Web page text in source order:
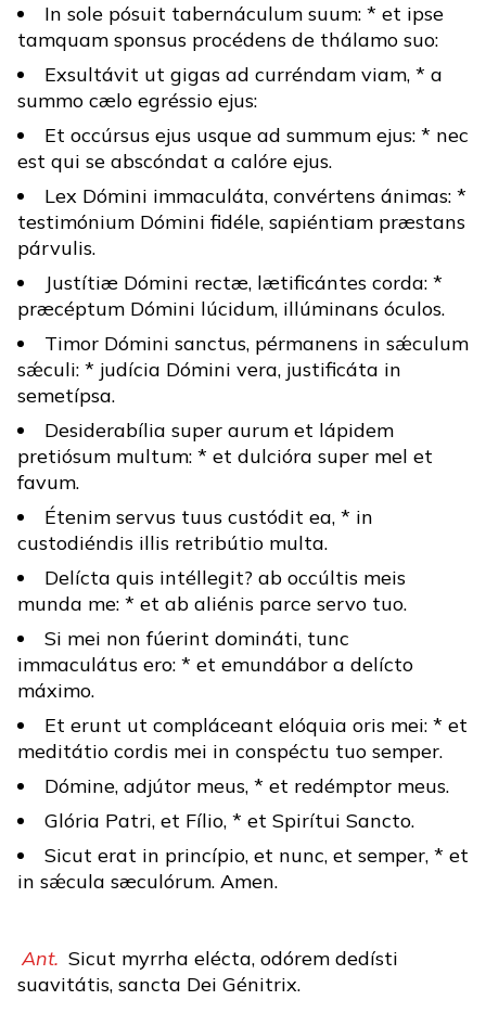
In sole pósuit tabernáculum suum: * et ipse
tamquam sponsus procédens de thálamo suo:
Exsultávit ut gigas ad curréndam viam, * a
summo cælo egréssio ejus:
Et occúrsus ejus usque ad summum ejus: * nec
est qui se abscóndat a calóre ejus.
Lex Dómini immaculáta, convértens ánimas: *
testimónium Dómini fidéle, sapiéntiam præstans
párvulis.
Justítiæ Dómini rectæ, lætificántes corda: *
præcéptum Dómini lúcidum, illúminans óculos.
Timor Dómini sanctus, pérmanens in sǽculum
sǽculi: * judícia Dómini vera, justificáta in
semetípsa.
Desiderabília super aurum et lápidem
pretiósum multum: * et dulcióra super mel et
favum.
Étenim servus tuus custódit ea, * in
custodiéndis illis retribútio multa.
Delícta quis intéllegit? ab occúltis meis
munda me: * et ab aliénis parce servo tuo.
Si mei non fúerint domináti, tunc
immaculátus ero: * et emundábor a delícto
máximo.
Et erunt ut compláceant elóquia oris mei: * et
meditátio cordis mei in conspéctu tuo semper.
Dómine, adjútor meus, * et redémptor meus.
Glória Patri, et Fílio, * et Spirítui Sancto.
Sicut erat in princípio, et nunc, et semper, * et
in sǽcula sæculórum. Amen.
Ant. Sicut myrrha elécta, odórem dedísti
suavitátis, sancta Dei Génitrix.